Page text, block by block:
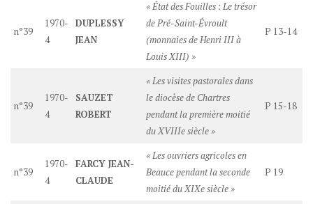
n°39
1970-
4
DUPLESSY
JEAN
« État des Fouilles : Le trésor
de Pré-Saint-Évroult
(monnaies de Henri III à
Louis XIII) »
P 13-14
n°39
1970-
4
SAUZET
ROBERT
« Les visites pastorales dans
le diocèse de Chartres
pendant la première moitié
du XVIIIe siècle »
P 15-18
n°39
1970-
4
FARCY JEAN-
CLAUDE
« Les ouvriers agricoles en
Beauce pendant la seconde
moitié du XIXe siècle »
P 19